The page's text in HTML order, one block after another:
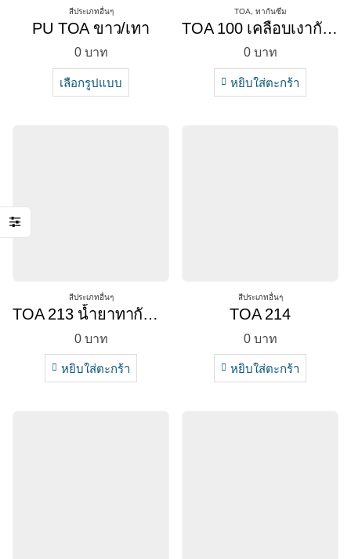
สีประเภทอื่นๆ
PU TOA ขาว/เทา
0 บาท
เลือกรูปแบบ
TOA ทากันซึม
TOA 100 เคลือบเงากันซึม
0 บาท
หยิบใส่ตะกร้า
สีประเภทอื่นๆ
TOA 213 น้ำยาทากันตะไคร่น้ำ
0 บาท
หยิบใส่ตะกร้า
สีประเภทอื่นๆ
TOA 214
0 บาท
หยิบใส่ตะกร้า